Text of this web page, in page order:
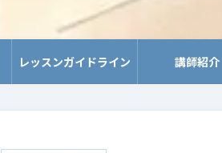
レッスンガイドライン 講師紹介